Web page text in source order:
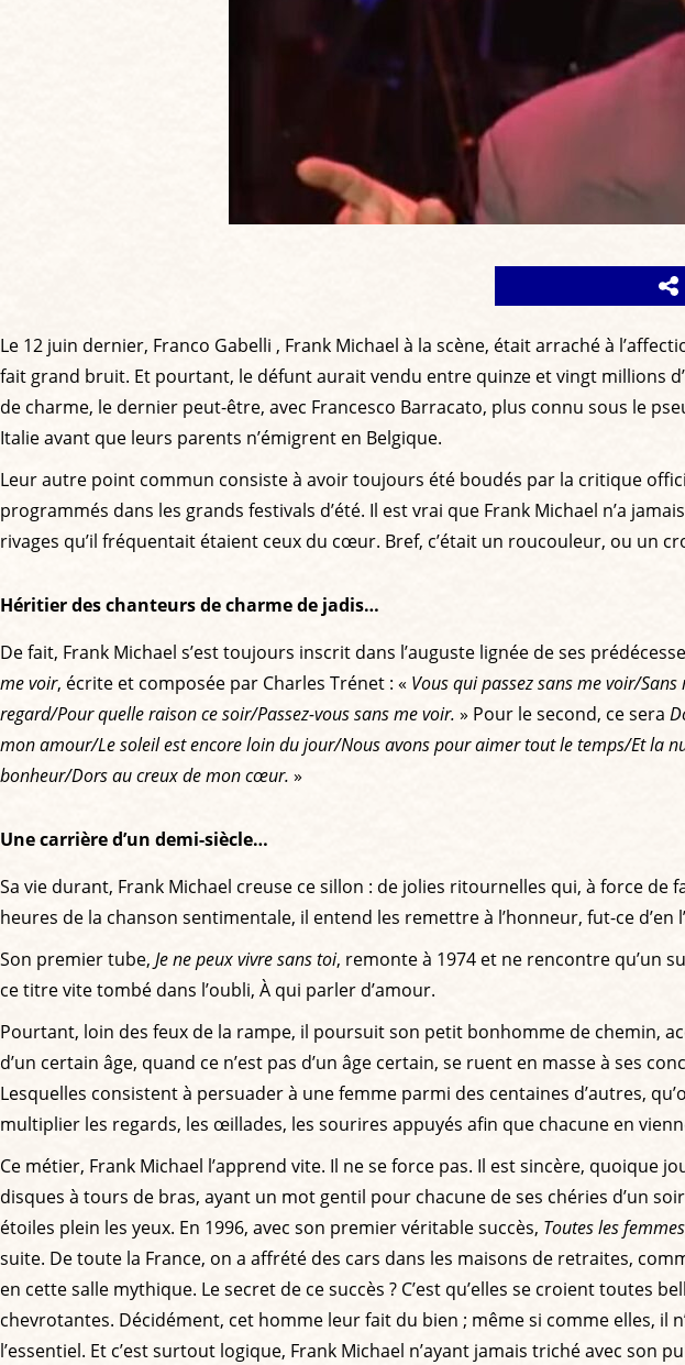
Le 12 juin dernier, Franco Gabelli , Frank Michael à la scène, était arraché à
fait grand bruit. Et pourtant, le défunt aurait vendu entre quinze et vingt millions
de charme, le dernier peut-être, avec Francesco Barracato, plus connu sous le
Italie avant que leurs parents n’émigrent en Belgique.
Leur autre point commun consiste à avoir toujours été boudés par la critique
programmés dans les grands festivals d’été. Il est vrai que Frank Michael n’a
rivages qu’il fréquentait étaient ceux du cœur. Bref, c’était un roucouleur, ou un
Héritier des chanteurs de charme de jadis…
De fait, Frank Michael s’est toujours inscrit dans l’auguste lignée de ses
me voir, écrite et composée par Charles Trénet : « Vous qui passez sans me voir/
regard/Pour quelle raison ce soir/Passez-vous sans me voir. » Pour le second, ce sera
mon amour/Le soleil est encore loin du jour/Nous avons pour aimer tout le temps/Et la
bonheur/Dors au creux de mon cœur. »
Une carrière d’un demi-siècle…
Sa vie durant, Frank Michael creuse ce sillon : de jolies ritournelles qui, à force
heures de la chanson sentimentale, il entend les remettre à l’honneur, fut-ce d’en
Son premier tube, Je ne peux vivre sans toi, remonte à 1974 et ne rencontre qu’un
ce titre vite tombé dans l’oubli, À qui parler d’amour.
Pourtant, loin des feux de la rampe, il poursuit son petit bonhomme de chemin,
d’un certain âge, quand ce n’est pas d’un âge certain, se ruent en masse à ses
Lesquelles consistent à persuader à une femme parmi des centaines d’autres,
multiplier les regards, les œillades, les sourires appuyés afin que chacune en
Ce métier, Frank Michael l’apprend vite. Il ne se force pas. Il est sincère, quoique
disques à tours de bras, ayant un mot gentil pour chacune de ses chéries d’un
étoiles plein les yeux. En 1996, avec son premier véritable succès, Toutes les
suite. De toute la France, on a affrété des cars dans les maisons de retraites,
en cette salle mythique. Le secret de ce succès ? C’est qu’elles se croient
chevrotantes. Décidément, cet homme leur fait du bien ; même si comme elles, il
l’essentiel. Et c’est surtout logique, Frank Michael n’ayant jamais triché avec son